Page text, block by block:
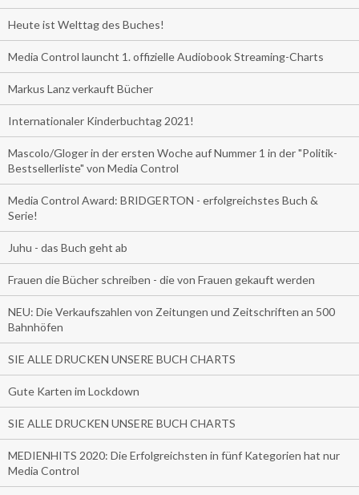
Heute ist Welttag des Buches!
Media Control launcht 1. offizielle Audiobook Streaming-Charts
Markus Lanz verkauft Bücher
Internationaler Kinderbuchtag 2021!
Mascolo/Gloger in der ersten Woche auf Nummer 1 in der "Politik-
Bestsellerliste" von Media Control
Media Control Award: BRIDGERTON - erfolgreichstes Buch &
Serie!
Juhu - das Buch geht ab
Frauen die Bücher schreiben - die von Frauen gekauft werden
NEU: Die Verkaufszahlen von Zeitungen und Zeitschriften an 500
Bahnhöfen
SIE ALLE DRUCKEN UNSERE BUCH CHARTS
Gute Karten im Lockdown
SIE ALLE DRUCKEN UNSERE BUCH CHARTS
MEDIENHITS 2020: Die Erfolgreichsten in fünf Kategorien hat nur
Media Control